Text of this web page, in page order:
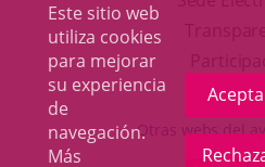
Este sitio web
utiliza cookies
para mejorar
su experiencia
de
navegación.
Más
Otras webs del